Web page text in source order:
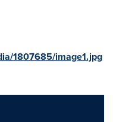
1807685/image1.jpg